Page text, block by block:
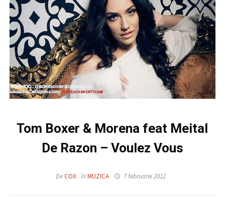
Tom Boxer & Morena feat Meital
De Razon – Voulez Vous
DeCOX înMUZICA 7 februarie 2012